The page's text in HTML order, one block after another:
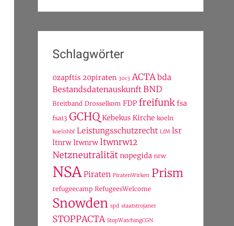
Schlagwörter
0zapftis 20piraten 30c3 ACTA bda
Bestandsdatenauskunft BND
Breitband Drosselkom FDP freifunk fsa
fsa13 GCHQ Kebekus Kirche koeln
koelnhbf Leistungsschutzrecht LfM lsr
ltnrw ltwnrw ltwnrw12
Netzneutralität nopegida nrw
NSA Piraten PiratenWirken Prism
refugeecamp RefugeesWelcome
Snowden spd staatstrojaner
STOPPACTA StopWatchingCGN